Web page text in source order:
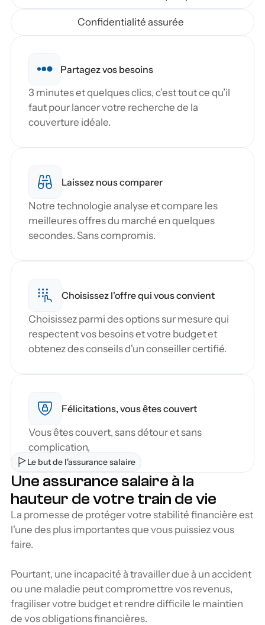
Confidentialité assurée
Partagez vos besoins
3 minutes et quelques clics, c’est tout ce qu’il
faut pour lancer votre recherche de la
couverture idéale.
Laissez nous comparer
Notre technologie analyse et compare les
meilleures offres du marché en quelques
secondes. Sans compromis.
Choisissez l'offre qui vous convient
Choisissez parmi des options sur mesure qui
respectent vos besoins et votre budget et
obtenez des conseils d'un conseiller certifié.
Félicitations, vous êtes couvert
Vous êtes couvert, sans détour et sans
complication,
Le but de l'assurance salaire
Une assurance salaire à la
hauteur de votre train de vie
La promesse de protéger votre stabilité financière est
l'une des plus importantes que vous puissiez vous
faire.
Pourtant, une incapacité à travailler due à un accident
ou une maladie peut compromettre vos revenus,
fragiliser votre budget et rendre difficile le maintien
de vos obligations financières.